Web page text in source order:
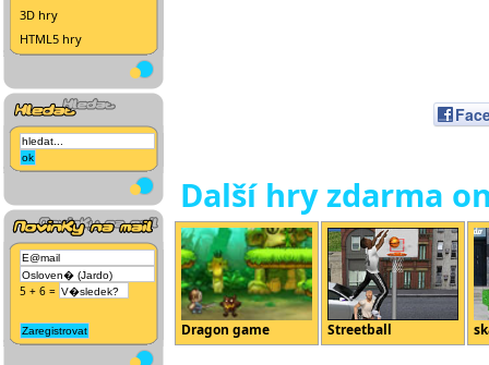
3D hry
HTML5 hry
5 + 6 =
Další hry zdarma
Dragon game Streetball